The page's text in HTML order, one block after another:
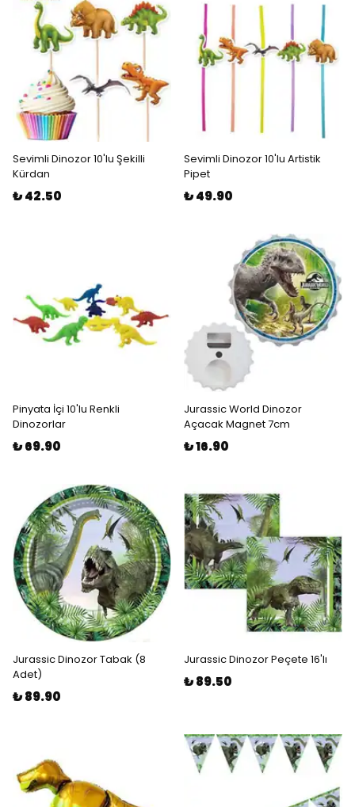
Sevimli Dinozor 10'lu Şekilli
Kürdan
₺ 42.50
Sevimli Dinozor 10'lu Artistik
Pipet
₺ 49.90
Pinyata İçi 10'lu Renkli
Dinozorlar
₺ 69.90
Jurassic World Dinozor
Açacak Magnet 7cm
₺ 16.90
Jurassic Dinozor Tabak (8
Adet)
₺ 89.90
Jurassic Dinozor Peçete 16'lı
₺ 89.50